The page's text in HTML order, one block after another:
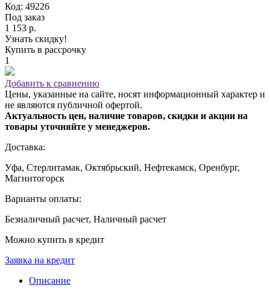
Код: 49226
Под заказ
1 153 р.
Узнать скидку!
Купить в рассрочку
1
Добавить к сравнению
Цены, указанные на сайте, носят информационный характер и
не являются публичной офертой.
Актуальность цен, наличие товаров, скидки и акции на
товары уточняйте у менеджеров.
Доставка:
Уфа, Стерлитамак, Октябрьский, Нефтекамск, Оренбург,
Магнитогорск
Варианты оплаты:
Безналичный расчет, Наличный расчет
Можно купить в кредит
Заявка на кредит
Описание